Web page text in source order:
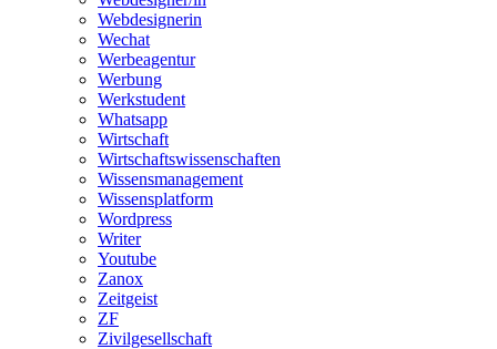
Webdesignerin
Wechat
Werbeagentur
Werbung
Werkstudent
Whatsapp
Wirtschaft
Wirtschaftswissenschaften
Wissensmanagement
Wissensplatform
Wordpress
Writer
Youtube
Zanox
Zeitgeist
ZF
Zivilgesellschaft